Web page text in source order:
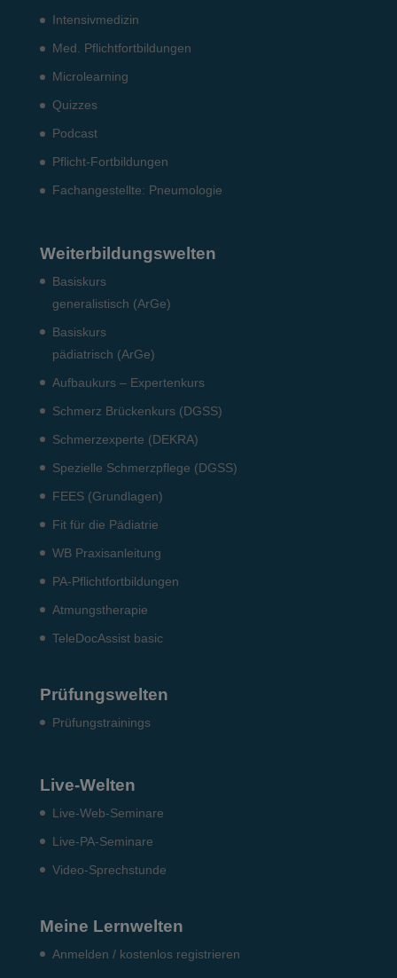
Intensiv­medizin
Med. Pflichtfort­bildun­gen
Microlearning
Quizzes
Podcast
Pflicht-Fort­bildun­gen
Fach­angestellte: Pneumo­logie
Weiterbildungswelten
Basiskurs
generalistisch (ArGe)
Basiskurs
pädiatrisch (ArGe)
Aufbaukurs – Expertenkurs
Schmerz Brückenkurs (DGSS)
Schmerzexperte (DEKRA)
Spezielle Schmerzpflege (DGSS)
FEES (Grundlagen)
Fit für die Pädiatrie
WB Praxisanleitung
PA-Pflichtfortbildungen
Atmungstherapie
TeleDocAssist basic
Prüfungswelten
Prü­fungs­trai­nings
Live-Welten
Live-Web-Seminare
Live-PA-Seminare
Video-Sprechstunde
Meine Lernwelten
Anmelden / kostenlos registrieren